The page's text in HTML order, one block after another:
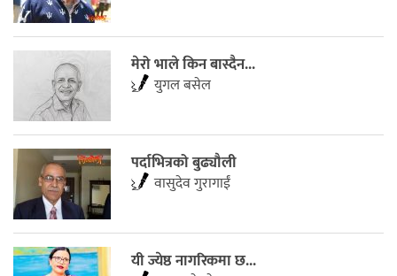
मेरो भाले किन बास्दैन...
युगल बसेल
पर्दाभित्रको बुढ्यौली
वासुदेव गुरागाईं
यी ज्येष्ठ नागरिकमा छ...